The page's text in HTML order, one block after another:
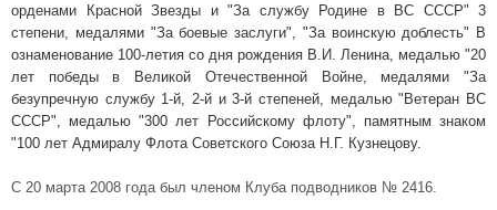
орденами Красной Звезды и "За службу Родине в ВС СССР" 3
степени, медалями "За боевые заслуги", "За воинскую доблесть" В
ознаменование 100-летия со дня рождения В.И. Ленина, медалью "20
лет победы в Великой Отечественной Войне, медалями "За
безупречную службу 1-й, 2-й и 3-й степеней, медалью "Ветеран ВС
СССР", медалью "300 лет Российскому флоту", памятным знаком
"100 лет Адмиралу Флота Советского Союза Н.Г. Кузнецову.
С 20 марта 2008 года был членом Клуба подводников № 2416.